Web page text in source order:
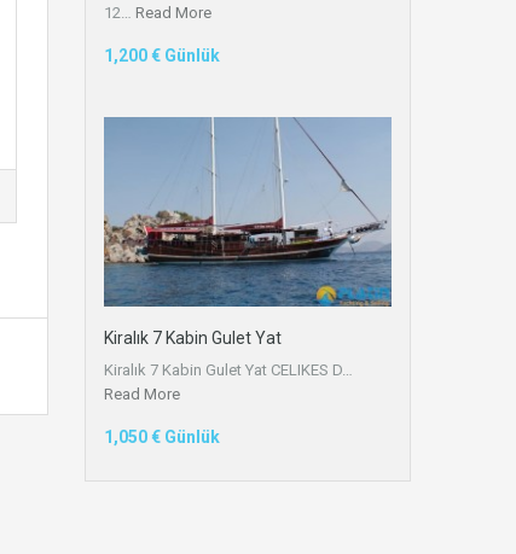
12… Read More
1,200 € Günlük
Kiralık 7 Kabin Gulet Yat
Kiralık 7 Kabin Gulet Yat CELIKES D…
Read More
1,050 € Günlük